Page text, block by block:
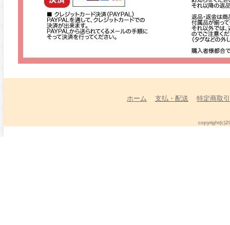
ホーム 支払・配送 特定商取